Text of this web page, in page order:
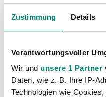
Zustimmung Details
Verantwortungsvoller
Wir und unsere 1 Partner
Daten, wie z. B. Ihre IP-
Technologien wie
Meisterkandidaten
konnten aber zu keinem
Sorgen und die
dominant gegen einen
Ich denke, dass wir eine
haben. Uns ist dazu zu